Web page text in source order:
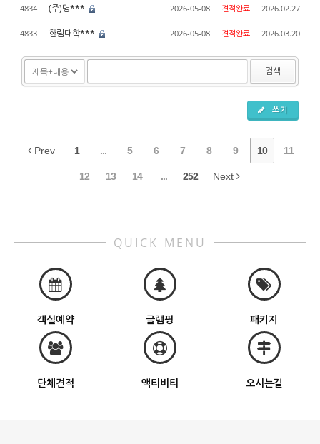
4834 (주)명*** 2026-05-08 견적완료 2026.02.27
4833 한림대학*** 2026-05-08 견적완료 2026.03.20
검색
쓰기
Prev 1 ... 5 6 7 8 9 10 11
12 13 14 ... 252 Next
QUICK MENU
객실예약 글램핑 패키지
단체견적 액티비티 오시는길